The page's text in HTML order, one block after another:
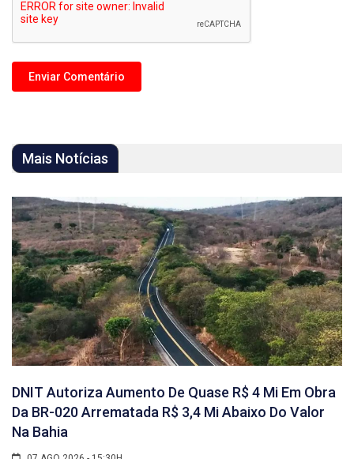
Mais Notícias
DNIT Autoriza Aumento De Quase R$ 4 Mi Em Obra
Da BR-020 Arrematada R$ 3,4 Mi Abaixo Do Valor
Na Bahia